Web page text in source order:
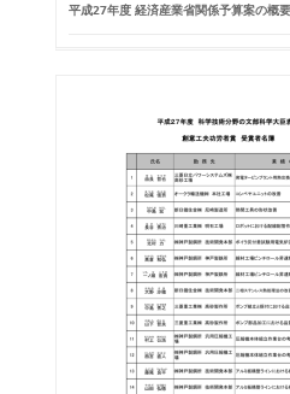
平成27年度 経済産業省関係予算案の概